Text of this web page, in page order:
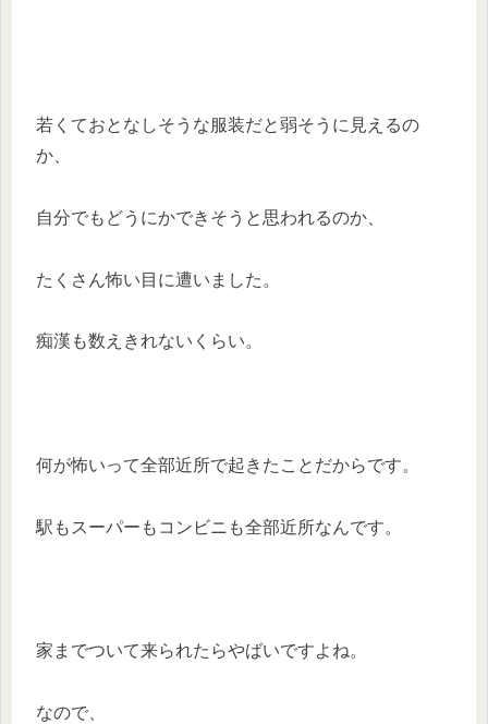
若くておとなしそうな服装だと弱そうに見えるの
か、
自分でもどうにかできそうと思われるのか、
たくさん怖い目に遭いました。
痴漢も数えきれないくらい。
何が怖いって全部近所で起きたことだからです。
駅もスーパーもコンビニも全部近所なんです。
家までついて来られたらやばいですよね。
なので、